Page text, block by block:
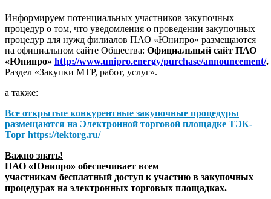
Информируем потенциальных участников закупочных
процедур о том, что уведомления о проведении закупочных
процедур для нужд филиалов ПАО «Юнипро» размещаются
на официальном сайте Общества: Официальный сайт ПАО
«Юнипро» http://www.unipro.energy/purchase/announcement/.
Раздел «Закупки МТР, работ, услуг».
а также:
Все открытые конкурентные закупочные процедуры
размещаются на Электронной торговой площадке ТЭК-
Торг https://tektorg.ru/
Важно знать!
ПАО «Юнипро» обеспечивает всем
участникам бесплатный доступ к участию в закупочных
процедурах на электронных торговых площадках.